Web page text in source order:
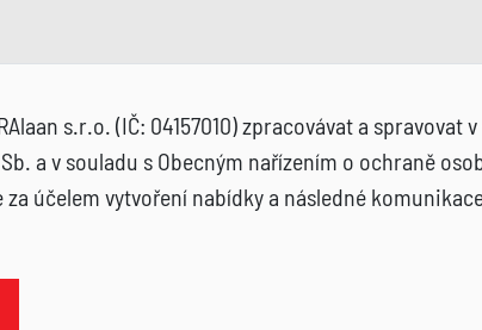
s.r.o. (IČ: 04157010) zpracovávat a spravovat
a v souladu s Obecným nařízením o ochraně
účelem vytvoření nabídky a následné